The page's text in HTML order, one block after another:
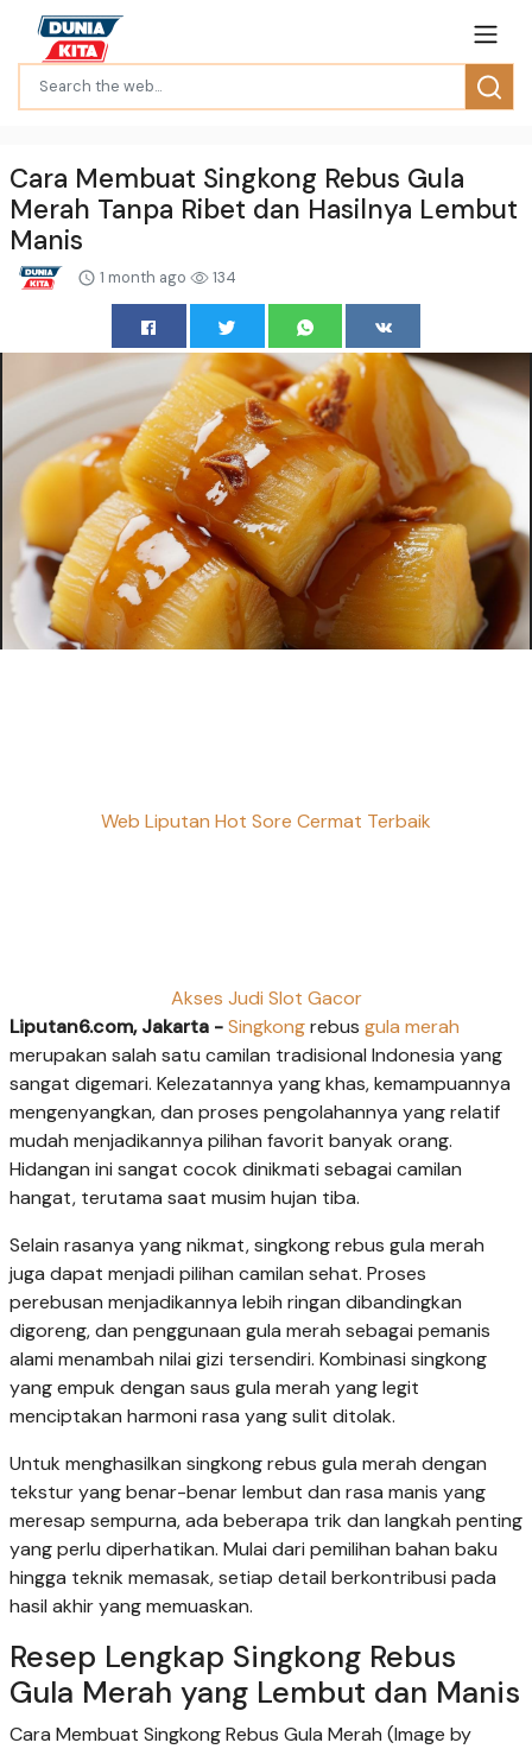
Cara Membuat Singkong Rebus Gula
Merah Tanpa Ribet dan Hasilnya Lembut
Manis
1 month ago 134
Web Liputan Hot Sore Cermat Terbaik
Akses Judi Slot Gacor
Liputan6.com, Jakarta -Singkongrebus gula merah
merupakan salah satu camilan tradisional Indonesia yang
sangat digemari. Kelezatannya yang khas, kemampuannya
mengenyangkan, dan proses pengolahannya yang relatif
mudah menjadikannya pilihan favorit banyak orang.
Hidangan ini sangat cocok dinikmati sebagai camilan
hangat, terutama saat musim hujan tiba.
Selain rasanya yang nikmat, singkong rebus gula merah
juga dapat menjadi pilihan camilan sehat. Proses
perebusan menjadikannya lebih ringan dibandingkan
digoreng, dan penggunaan gula merah sebagai pemanis
alami menambah nilai gizi tersendiri. Kombinasi singkong
yang empuk dengan saus gula merah yang legit
menciptakan harmoni rasa yang sulit ditolak.
Untuk menghasilkan singkong rebus gula merah dengan
tekstur yang benar-benar lembut dan rasa manis yang
meresap sempurna, ada beberapa trik dan langkah penting
yang perlu diperhatikan. Mulai dari pemilihan bahan baku
hingga teknik memasak, setiap detail berkontribusi pada
hasil akhir yang memuaskan.
Resep Lengkap Singkong Rebus
Gula Merah yang Lembut dan Manis
Cara Membuat Singkong Rebus Gula Merah (Image by